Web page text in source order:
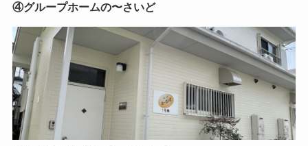
④グループホームの〜さいど